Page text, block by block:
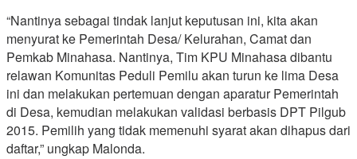
“Nantinya sebagai tindak lanjut keputusan ini, kita akan
menyurat ke Pemerintah Desa/ Kelurahan, Camat dan
Pemkab Minahasa. Nantinya, Tim KPU Minahasa dibantu
relawan Komunitas Peduli Pemilu akan turun ke lima Desa
ini dan melakukan pertemuan dengan aparatur Pemerintah
di Desa, kemudian melakukan validasi berbasis DPT Pilgub
2015. Pemilih yang tidak memenuhi syarat akan dihapus dari
daftar,” ungkap Malonda.